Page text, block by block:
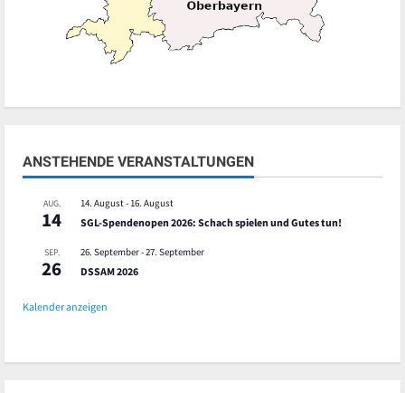
ANSTEHENDE VERANSTALTUNGEN
AUG.
14
14. August- 16. August
SGL-Spendenopen 2026: Schach spielen und Gutes tun!
SEP.
26
26. September-27. September
DSSAM 2026
Kalender anzeigen